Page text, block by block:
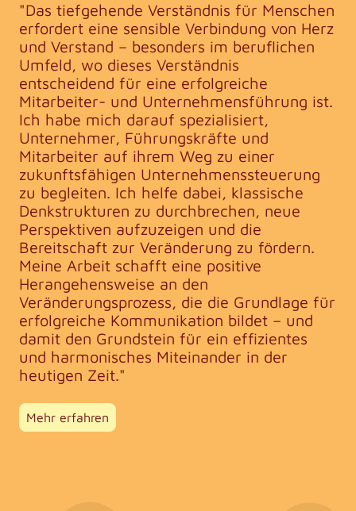
"Das tiefgehende Verständnis für Menschen
erfordert eine sensible Verbindung von Herz
und Verstand – besonders im beruflichen
Umfeld, wo dieses Verständnis
entscheidend für eine erfolgreiche
Mitarbeiter- und Unternehmensführung ist.
Ich habe mich darauf spezialisiert,
Unternehmer, Führungskräfte und
Mitarbeiter auf ihrem Weg zu einer
zukunftsfähigen Unternehmenssteuerung
zu begleiten. Ich helfe dabei, klassische
Denkstrukturen zu durchbrechen, neue
Perspektiven aufzuzeigen und die
Bereitschaft zur Veränderung zu fördern.
Meine Arbeit schafft eine positive
Herangehensweise an den
Veränderungsprozess, die die Grundlage für
erfolgreiche Kommunikation bildet – und
damit den Grundstein für ein effizientes
und harmonisches Miteinander in der
heutigen Zeit."
Mehr erfahren